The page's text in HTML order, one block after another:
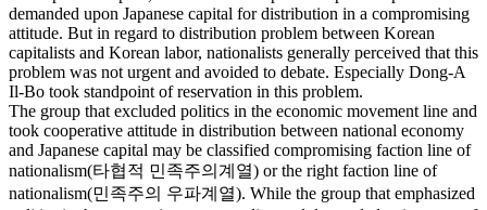
demanded upon Japanese capital for distribution in a compromising
attitude. But in regard to distribution problem between Korean
capitalists and Korean labor, nationalists generally perceived that this
problem was not urgent and avoided to debate. Especially Dong-A
Il-Bo took standpoint of reservation in this problem.
The group that excluded politics in the economic movement line and
took cooperative attitude in distribution between national economy
and Japanese capital may be classified compromising faction line of
nationalism(타협적 민족주의계열) or the right faction line of
nationalism(민족주의 우파계열). While the group that emphasized